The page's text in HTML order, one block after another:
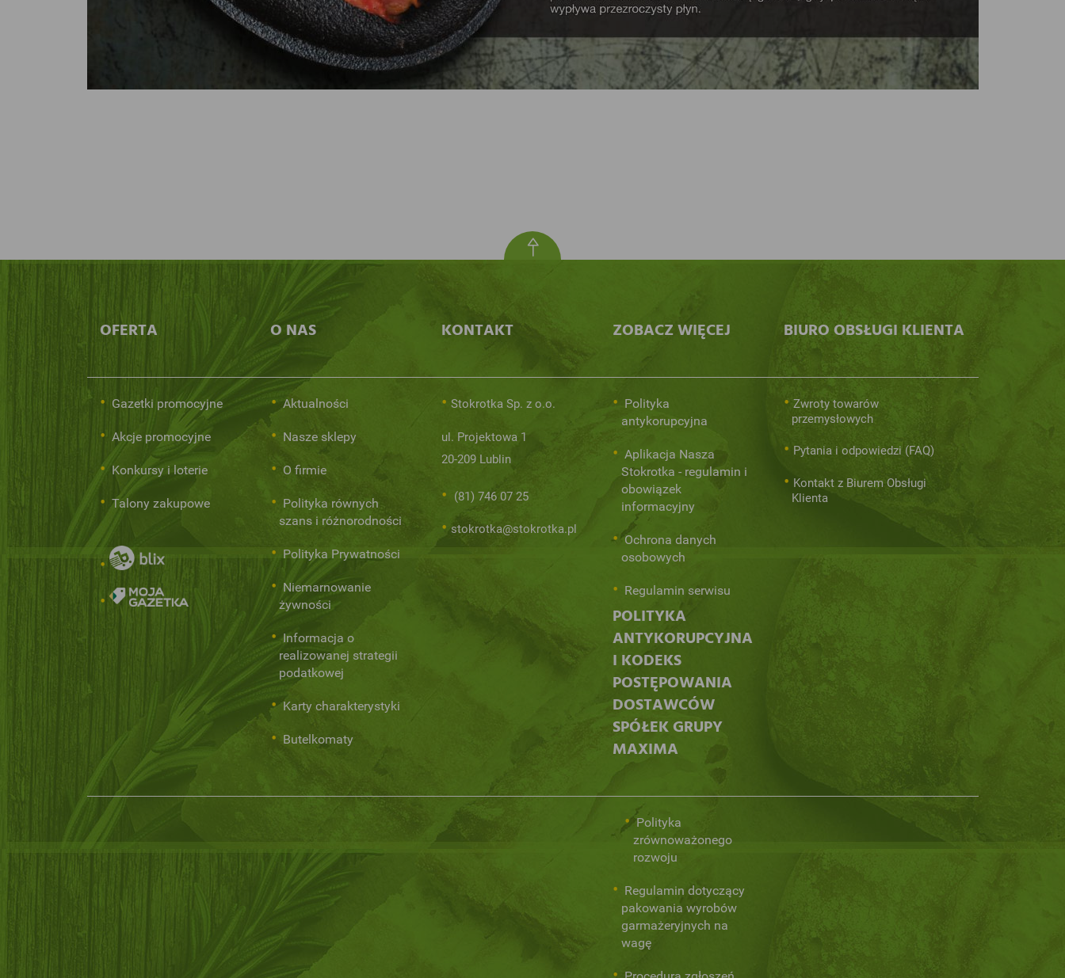
OFERTA
Gazetki promocyjne
Akcje promocyjne
Konkursy i loterie
Talony zakupowe
O NAS
Aktualności
Nasze sklepy
O firmie
Polityka równych
szans i różnorodności
Polityka Prywatności
Niemarnowanie
żywności
Informacja o
realizowanej strategii
podatkowej
Karty charakterystyki
Butelkomaty
KONTAKT
Stokrotka Sp. z o.o.
ul. Projektowa 1
20-209 Lublin
(81) 746 07 25
stokrotka@stokrotka.pl
ZOBACZ WIĘCEJ
Polityka
antykorupcyjna
Aplikacja Nasza
Stokrotka - regulamin i
obowiązek
informacyjny
Ochrona danych
osobowych
Regulamin serwisu
POLITYKA
ANTYKORUPCYJNA
I KODEKS
POSTĘPOWANIA
DOSTAWCÓW
SPÓŁEK GRUPY
MAXIMA
Polityka
zrównoważonego
rozwoju
Regulamin dotyczący
pakowania wyrobów
garmażeryjnych na
wagę
BIURO OBSŁUGI KLIENTA
Zwroty towarów
przemysłowych
Pytania i odpowiedzi (FAQ)
Kontakt z Biurem Obsługi
Klienta